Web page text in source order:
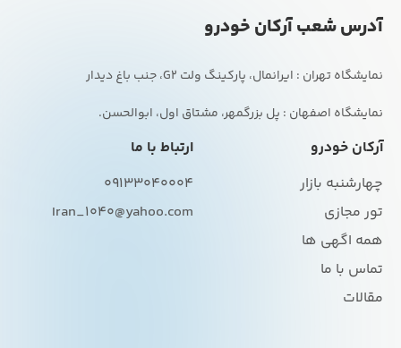
آدرس شعب آرکان خودرو
نمایشگاه اصفهان : پل بزرگمهر، مشتاق اول، ابوالحسن.
آرکان خودرو
چهارشنبه بازار
تور مجازی
همه اگهی ها
تماس با ما
مقالات
ارتباط با ما
09133040004
Iran_1040@yahoo.com